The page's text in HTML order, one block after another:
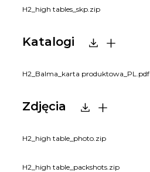
H2_high tables_skp.zip
Katalogi
H2_Balma_karta produktowa_PL.pdf
Zdjęcia
H2_high table_photo.zip
H2_high table_packshots.zip